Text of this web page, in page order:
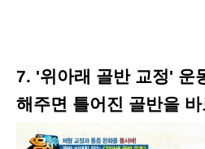
7. '위아래 골반 교정' 운
해주면 틀어진 골반을